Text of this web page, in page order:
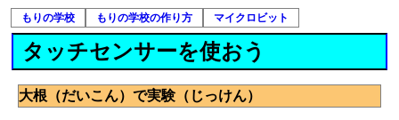
もりの学校 もりの学校の作り方 マイクロビット
タッチセンサーを使おう
大根（だいこん）で実験（じっけん）